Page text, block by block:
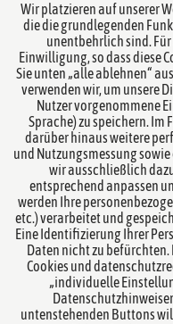
Übersicht Rechtsgebiete
Übersicht Team
Notare
Kanzlei
Wir platzieren auf unserer
die die grundlegenden
unentbehrlich sind.
Einwilligung, so dass diese
Sie unten „alle ablehnen“
verwenden wir, um unsere
Nutzer vorgenommene
Sprache) zu speichern.
darüber hinaus weitere
und Nutzungsmessung sowie
wir ausschließlich
entsprechend anpassen
werden Ihre
etc.) verarbeitet und
Eine Identifizierung Ihrer
Daten nicht zu befürchten.
Cookies und
„individuelle
untenstehenden Buttons